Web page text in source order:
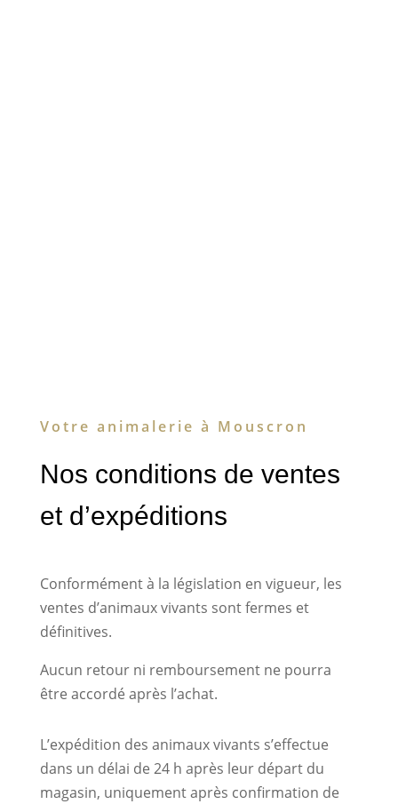
Votre animalerie à Mouscron
Nos conditions de ventes
et d’expéditions
Conformément à la législation en vigueur, les
ventes d’animaux vivants sont fermes et
définitives.
Aucun retour ni remboursement ne pourra
être accordé après l’achat.
L’expédition des animaux vivants s’effectue
dans un délai de 24 h après leur départ du
magasin, uniquement après confirmation de